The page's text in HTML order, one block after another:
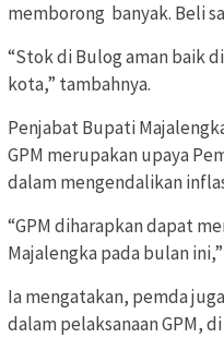
memborong banyak. Beli
“Stok di Bulog aman baik
kota,” tambahnya.
Penjabat Bupati
GPM merupakan upaya
dalam mengendalikan
“GPM diharapkan dapat
Majalengka pada bulan
Ia mengatakan, pemda
dalam pelaksanaan GPM,